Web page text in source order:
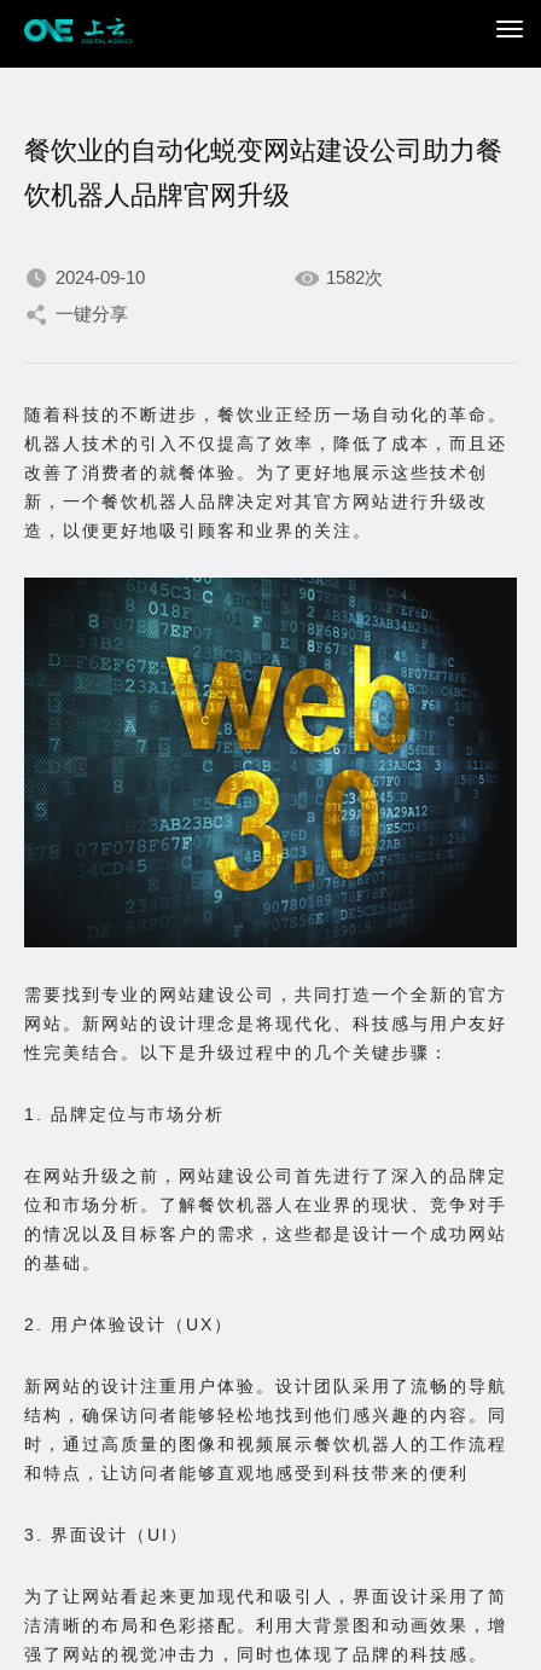
我们不断积累持续专注，
出色的你。
餐饮业的自动化蜕变网站建设公司助力餐
饮机器人品牌官网升级
2024-09-10
1582次
一键分享
随着科技的不断进步，餐饮业正经历一场自动化的革命。
机器人技术的引入不仅提高了效率，降低了成本，而且还
改善了消费者的就餐体验。为了更好地展示这些技术创
新，一个餐饮机器人品牌决定对其官方网站进行升级改
造，以便更好地吸引顾客和业界的关注。
需要找到专业的网站建设公司，共同打造一个全新的官方
网站。新网站的设计理念是将现代化、科技感与用户友好
性完美结合。以下是升级过程中的几个关键步骤：
1. 品牌定位与市场分析
在网站升级之前，网站建设公司首先进行了深入的品牌定
位和市场分析。了解餐饮机器人在业界的现状、竞争对手
的情况以及目标客户的需求，这些都是设计一个成功网站
的基础。
2. 用户体验设计（UX）
新网站的设计注重用户体验。设计团队采用了流畅的导航
结构，确保访问者能够轻松地找到他们感兴趣的内容。同
时，通过高质量的图像和视频展示餐饮机器人的工作流程
和特点，让访问者能够直观地感受到科技带来的便利
3. 界面设计（UI）
为了让网站看起来更加现代和吸引人，界面设计采用了简
洁清晰的布局和色彩搭配。利用大背景图和动画效果，增
强了网站的视觉冲击力，同时也体现了品牌的科技感。